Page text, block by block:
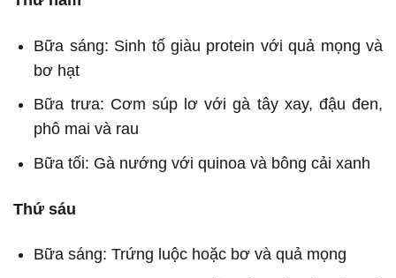
Bữa sáng: Sinh tố giàu protein với quả mọng và
bơ hạt
Bữa trưa: Cơm súp lơ với gà tây xay, đậu đen,
phô mai và rau
Bữa tối: Gà nướng với quinoa và bông cải xanh
Thứ sáu
Bữa sáng: Trứng luộc hoặc bơ và quả mọng